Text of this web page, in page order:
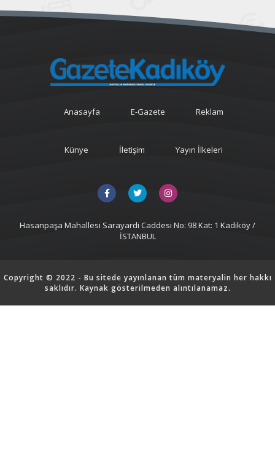
Anasayfa E-Gazete Reklam
Künye İletişim Yayın İlkeleri
Hasanpaşa Mahallesi Sarayardi Caddesi No: 98 Kat: 1 Kadıköy /
İSTANBUL
Copyright © 2022 - Bu sitede yayınlanan tüm materyalin her hakkı
saklıdır. Kaynak gösterilmeden alıntılanamaz.